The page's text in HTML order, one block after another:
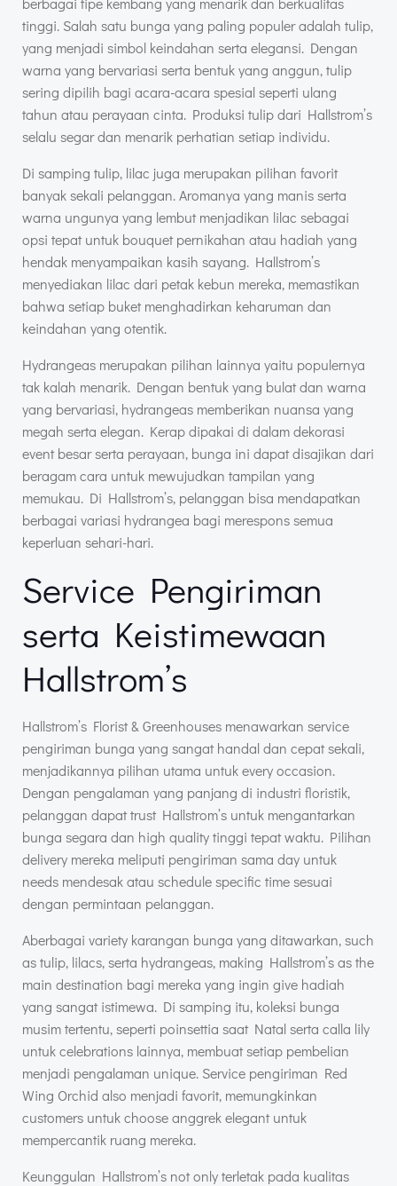
tinggi. Salah satu bunga yang paling populer adalah tulip,
yang menjadi simbol keindahan serta elegansi. Dengan
warna yang bervariasi serta bentuk yang anggun, tulip
sering dipilih bagi acara-acara spesial seperti ulang
tahun atau perayaan cinta. Produksi tulip dari Hallstrom’s
selalu segar dan menarik perhatian setiap individu.
Di samping tulip, lilac juga merupakan pilihan favorit
banyak sekali pelanggan. Aromanya yang manis serta
warna ungunya yang lembut menjadikan lilac sebagai
opsi tepat untuk bouquet pernikahan atau hadiah yang
hendak menyampaikan kasih sayang. Hallstrom’s
menyediakan lilac dari petak kebun mereka, memastikan
bahwa setiap buket menghadirkan keharuman dan
keindahan yang otentik.
Hydrangeas merupakan pilihan lainnya yaitu populernya
tak kalah menarik. Dengan bentuk yang bulat dan warna
yang bervariasi, hydrangeas memberikan nuansa yang
megah serta elegan. Kerap dipakai di dalam dekorasi
event besar serta perayaan, bunga ini dapat disajikan dari
beragam cara untuk mewujudkan tampilan yang
memukau. Di Hallstrom’s, pelanggan bisa mendapatkan
berbagai variasi hydrangea bagi merespons semua
keperluan sehari-hari.
Service Pengiriman
serta Keistimewaan
Hallstrom’s
Hallstrom’s Florist & Greenhouses menawarkan service
pengiriman bunga yang sangat handal dan cepat sekali,
menjadikannya pilihan utama untuk every occasion.
Dengan pengalaman yang panjang di industri floristik,
pelanggan dapat trust Hallstrom’s untuk mengantarkan
bunga segara dan high quality tinggi tepat waktu. Pilihan
delivery mereka meliputi pengiriman sama day untuk
needs mendesak atau schedule specific time sesuai
dengan permintaan pelanggan.
Aberbagai variety karangan bunga yang ditawarkan, such
as tulip, lilacs, serta hydrangeas, making Hallstrom’s as the
main destination bagi mereka yang ingin give hadiah
yang sangat istimewa. Di samping itu, koleksi bunga
musim tertentu, seperti poinsettia saat Natal serta calla lily
untuk celebrations lainnya, membuat setiap pembelian
menjadi pengalaman unique. Service pengiriman Red
Wing Orchid also menjadi favorit, memungkinkan
customers untuk choose anggrek elegant untuk
mempercantik ruang mereka.
Keunggulan Hallstrom’s not only terletak pada kualitas